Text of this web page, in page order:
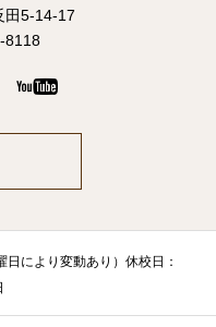
田5-14-17
8118
により変動あり）休校日：